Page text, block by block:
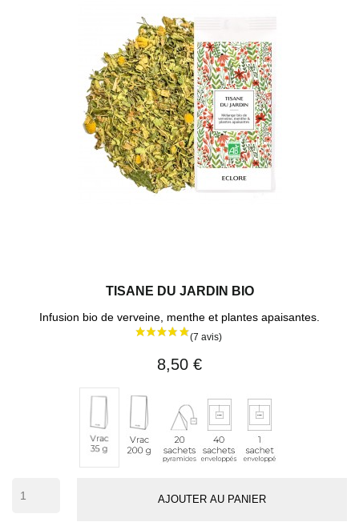
TISANE DU JARDIN BIO
Infusion bio de verveine, menthe et plantes apaisantes.
8,50 €
Vrac
g
Vrac
200
g
sachets
pyramides
40
sachets
enveloppés
1
sachet
individuel
AJOUTER AU PANIER